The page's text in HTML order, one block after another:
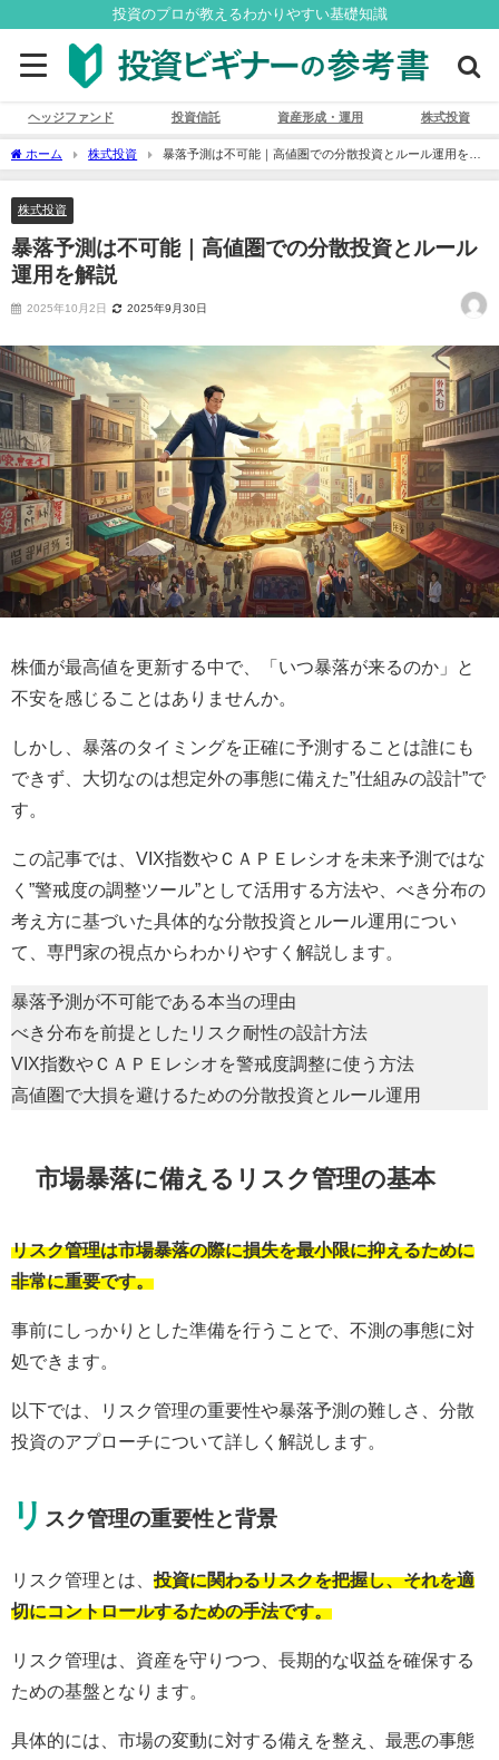
投資のプロが教えるわかりやすい基礎知識
ヘッジファンド 投資信託 資産形成・運用 株式投資
ホーム 株式投資
暴落予測は不可能｜高値圏での分散投資とルール運用を解
説
株式投資
暴落予測は不可能｜高値圏での分散投資とルール
運用を解説
2025年10月2日 2025年9月30日
株価が最高値を更新する中で、「いつ暴落が来るのか」と
不安を感じることはありませんか。
しかし、暴落のタイミングを正確に予測することは誰にも
できず、大切なのは想定外の事態に備えた”仕組みの設計”で
す。
この記事では、VIX指数やＣＡＰＥレシオを未来予測ではな
く”警戒度の調整ツール”として活用する方法や、べき分布の
考え方に基づいた具体的な分散投資とルール運用につい
て、専門家の視点からわかりやすく解説します。
暴落予測が不可能である本当の理由
べき分布を前提としたリスク耐性の設計方法
VIX指数やＣＡＰＥレシオを警戒度調整に使う方法
高値圏で大損を避けるための分散投資とルール運用
市場暴落に備えるリスク管理の基本
リスク管理は市場暴落の際に損失を最小限に抑えるために
非常に重要です。
事前にしっかりとした準備を行うことで、不測の事態に対
処できます。
以下では、リスク管理の重要性や暴落予測の難しさ、分散
投資のアプローチについて詳しく解説します。
リ スク管理の重要性と背景
リスク管理とは、 投資に関わるリスクを把握し、それを適
切にコントロールするための手法です。
リスク管理は、資産を守りつつ、長期的な収益を確保する
ための基盤となります。
具体的には、市場の変動に対する備えを整え、最悪の事態